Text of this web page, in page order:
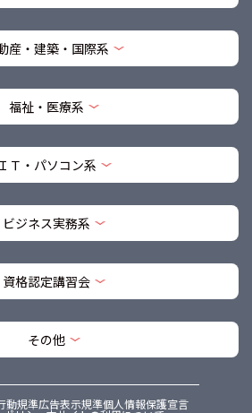
産・建築・国際系
福祉・医療系
ＩＴ・パソコン系
ビジネス実務系
資格認定講習会
その他
動規準広告表示規準個人情報保護宣言